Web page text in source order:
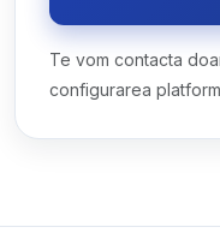
Te vom contacta
configurarea